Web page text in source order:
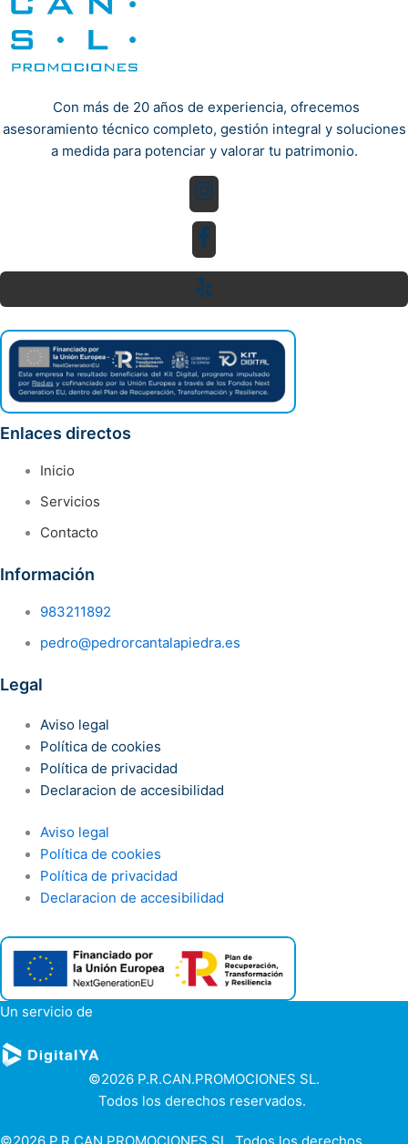
Con más de 20 años de experiencia, ofrecemos
asesoramiento técnico completo, gestión integral y soluciones
a medida para potenciar y valorar tu patrimonio.
Enlaces directos
Inicio
Servicios
Contacto
Información
983211892
pedro@pedrorcantalapiedra.es
Legal
Aviso legal
Política de cookies
Política de privacidad
Declaracion de accesibilidad
Aviso legal
Política de cookies
Política de privacidad
Declaracion de accesibilidad
Un servicio de
©2026 P.R.CAN.PROMOCIONES SL.
Todos los derechos reservados.